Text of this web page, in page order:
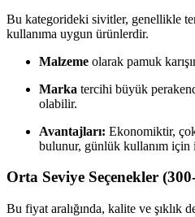
Bu kategorideki sivitler, genellikle
kullanıma uygun ürünlerdir.
Malzeme olarak pamuk
Marka tercihi büyük
olabilir.
Avantajları: Ekonomiktir,
bulunur, günlük kullanım için
Orta Seviye Seçenekler
Bu fiyat aralığında, kalite ve şıklık